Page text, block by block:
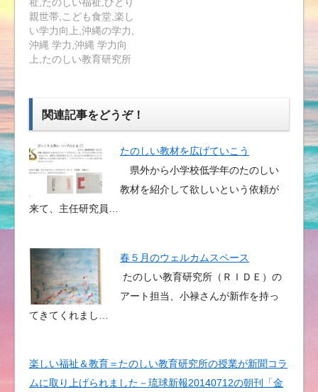
親世帯,こども食堂,楽し
い学力向上,沖縄の学力,
沖縄 学力,沖縄 学力向
上,たのしい教育研究所
関連記事をどうぞ！
たのしい教材を広げていこう
県外から小学校低学年のたのしい
教材を紹介して欲しいという依頼が
来て、主任研究員…
春５月のウェルカムスペース
たのしい教育研究所（ＲＩＤＥ）の
アート担当、小禄さんが新作を持っ
てきてくれまし…
楽しい福祉＆教育＝たのしい教育研究所の授業が新聞コラ
ムに取り上げられました－琉球新報20140712の朝刊「金